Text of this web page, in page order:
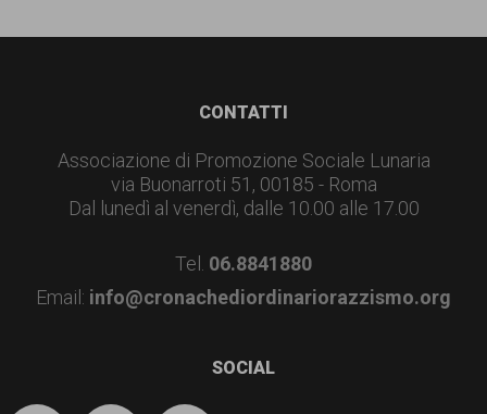
CONTATTI
Associazione di Promozione Sociale Lunaria
via Buonarroti 51, 00185 - Roma
Dal lunedì al venerdì, dalle 10.00 alle 17.00
Tel. 06.8841880
Email: info@cronachediordinariorazzismo.org
SOCIAL